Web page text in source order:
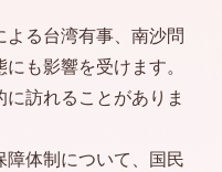
る台湾有事、南沙問
も影響を受けます。
訪れることがありま
障体制について、国民